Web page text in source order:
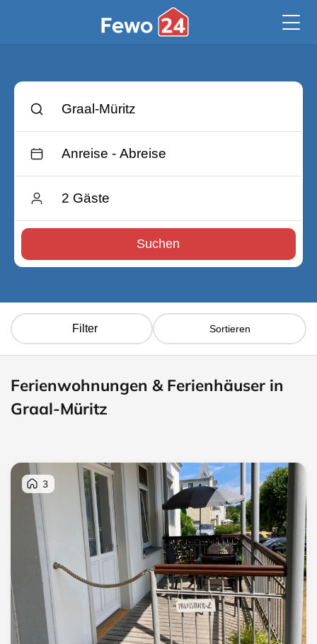
Suchen
Filter Sortieren
Ferienwohnungen & Ferienhäuser in
Graal-Müritz
3